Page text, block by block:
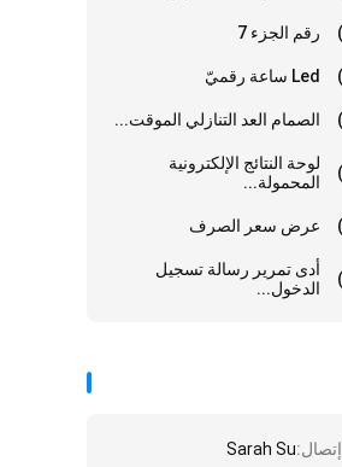
رقم الجزء 7
Led ساعة رقميّ
الصمام العد التنازلي الموقت...
لوحة النتائج الإلكترونية
المحمولة...
عرض سعر الصرف
أدى تمرير رسالة تسجيل
الدخول...
إتصال:Sarah Su